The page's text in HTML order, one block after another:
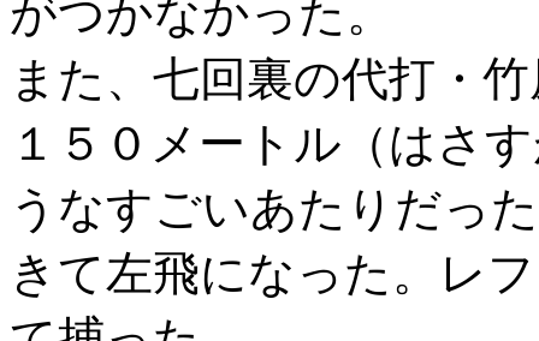
がつかなかった。
また、七回裏の代打・
１５０メートル（はさ
うなすごいあたりだっ
きて左飛になった。レ